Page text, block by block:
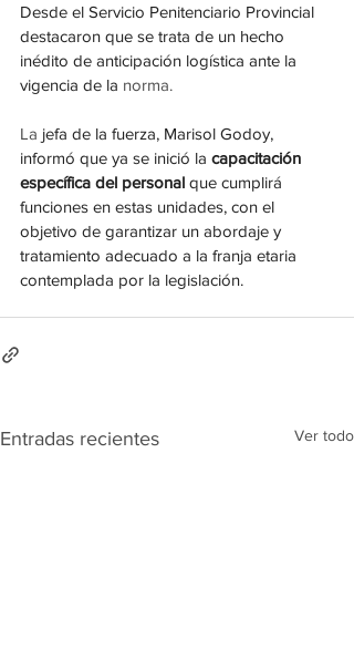
Desde el Servicio Penitenciario Provincial
destacaron que se trata de un hecho
inédito de anticipación logística ante la
vigencia de la norma.
La jefa de la fuerza, Marisol Godoy,
informó que ya se inició la capacitación
específica del personal que cumplirá
funciones en estas unidades, con el
objetivo de garantizar un abordaje y
tratamiento adecuado a la franja etaria
contemplada por la legislación.
Entradas recientes Ver todo